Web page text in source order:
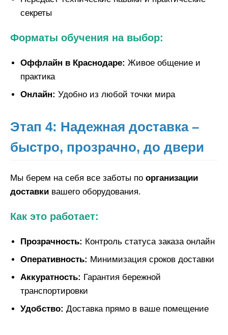
секреты
Форматы обучения на выбор:
Оффлайн в Краснодаре: Живое общение и
практика
Онлайн: Удобно из любой точки мира
Этап 4: Надежная доставка –
быстро, прозрачно, до двери
Мы берем на себя все заботы по организации
доставки вашего оборудования.
Как это работает:
Прозрачность: Контроль статуса заказа онлайн
Оперативность: Минимизация сроков доставки
Аккуратность: Гарантия бережной
транспортировки
Удобство: Доставка прямо в ваше помещение